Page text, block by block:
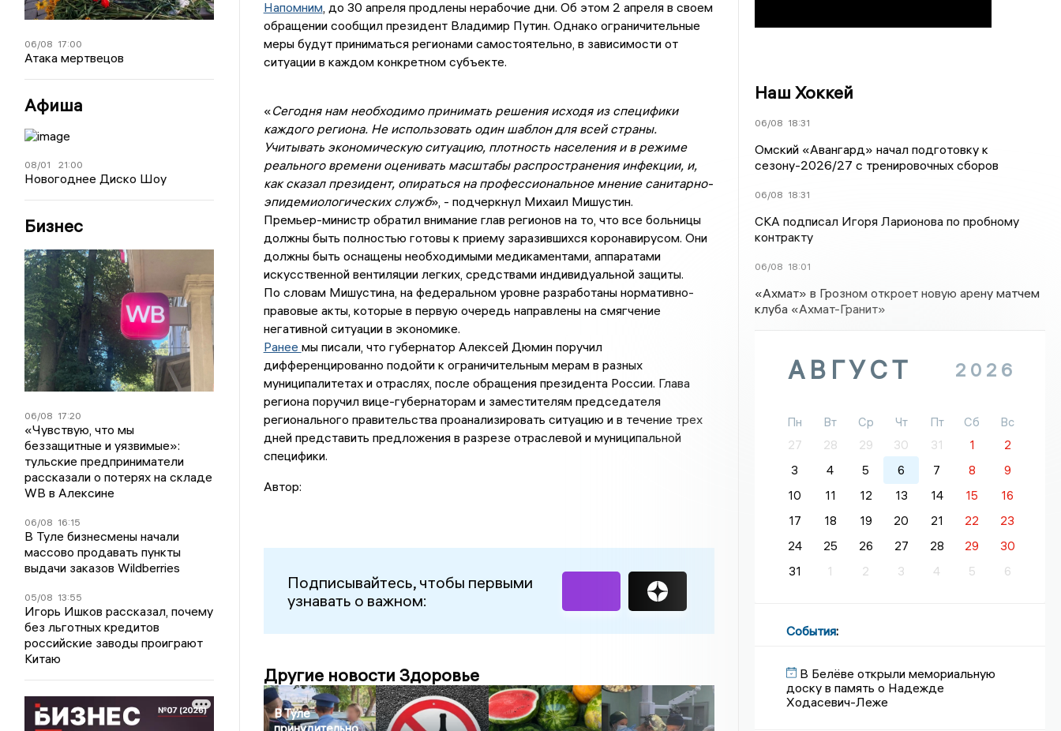
06/08 17:00
Атака мертвецов
Афиша
08/01 21:00
Новогоднее Диско Шоу
Бизнес
06/08 17:20
«Чувствую, что мы
беззащитные и уязвимые»:
тульские предприниматели
рассказали о потерях на складе
WB в Алексине
06/08 16:15
В Туле бизнесмены начали
массово продавать пункты
выдачи заказов Wildberries
05/08 13:55
Игорь Ишков рассказал, почему
без льготных кредитов
российские заводы проиграют
Китаю
Напомним, до 30 апреля продлены нерабочие дни. Об этом 2 апреля в своем
обращении сообщил президент Владимир Путин. Однако ограничительные
меры будут приниматься регионами самостоятельно, в зависимости от
ситуации в каждом конкретном субъекте.
«Сегодня нам необходимо принимать решения исходя из специфики
каждого региона. Не использовать один шаблон для всей страны.
Учитывать экономическую ситуацию, плотность населения и в режиме
реального времени оценивать масштабы распространения инфекции, и,
как сказал президент, опираться на профессиональное мнение санитарно-
эпидемиологических служб», - подчеркнул Михаил Мишустин.
Премьер-министр обратил внимание глав регионов на то, что все больницы
должны быть полностью готовы к приему заразившихся коронавирусом. Они
должны быть оснащены необходимыми медикаментами, аппаратами
искусственной вентиляции легких, средствами индивидуальной защиты.
По словам Мишустина, на федеральном уровне разработаны нормативно-
правовые акты, которые в первую очередь направлены на смягчение
негативной ситуации в экономике.
Ранее мы писали, что губернатор Алексей Дюмин поручил
дифференцированно подойти к ограничительным мерам в разных
муниципалитетах и отраслях, после обращения президента России. Глава
региона поручил вице-губернаторам и заместителям председателя
регионального правительства проанализировать ситуацию и в течение трех
дней представить предложения в разрезе отраслевой и муниципальной
специфики.
Автор:
Подписывайтесь, чтобы первыми
узнавать о важном:
Другие новости Здоровье
В Туле
Наш Хоккей
06/08 18:31
Омский «Авангард» начал подготовку к
сезону-2026/27 с тренировочных сборов
06/08 18:31
СКА подписал Игоря Ларионова по пробному
контракту
06/08 18:01
«Ахмат» в Грозном откроет новую арену матчем
клуба «Ахмат-Гранит»
АВГУСТ 2026
Пн Вт Ср Чт Пт Сб
Вс
27
28 29 30 31 1
2
3
4 5 6 7 8
9
10
11 12 13 14 15
16
17
18 19 20 21 22
23
24
25 26 27 28 29
30
31
1 2 3 4 5 6
События:
В Белёве открыли мемориальную
доску в память о Надежде
Ходасевич-Леже